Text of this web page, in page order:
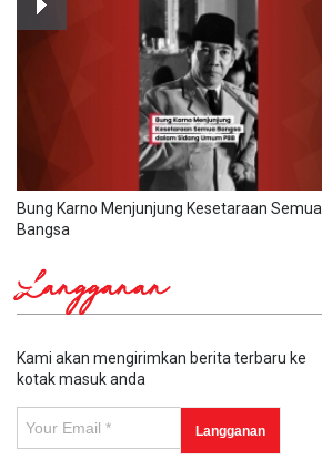
Bung Karno Menjunjung Kesetaraan Semua
Bangsa
Langganan
Kami akan mengirimkan berita terbaru ke
kotak masuk anda